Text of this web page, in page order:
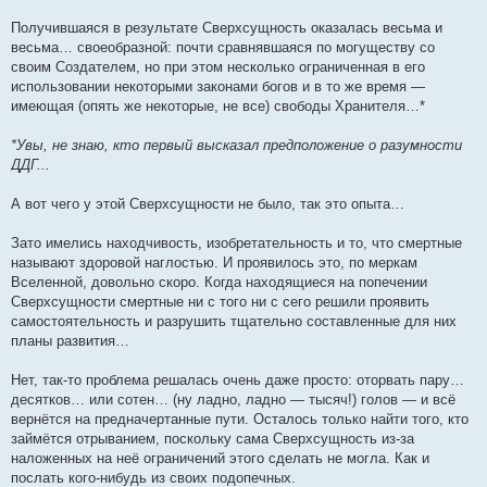
Получившаяся в результате Сверхсущность оказалась весьма и
весьма… своеобразной: почти сравнявшаяся по могуществу со
своим Создателем, но при этом несколько ограниченная в его
использовании некоторыми законами богов и в то же время —
имеющая (опять же некоторые, не все) свободы Хранителя…*
*Увы, не знаю, кто первый высказал предположение о разумности
ДДГ...
А вот чего у этой Сверхсущности не было, так это опыта…
Зато имелись находчивость, изобретательность и то, что смертные
называют здоровой наглостью. И проявилось это, по меркам
Вселенной, довольно скоро. Когда находящиеся на попечении
Сверхсущности смертные ни с того ни с сего решили проявить
самостоятельность и разрушить тщательно составленные для них
планы развития…
Нет, так-то проблема решалась очень даже просто: оторвать пару…
десятков… или сотен… (ну ладно, ладно — тысяч!) голов — и всё
вернётся на предначертанные пути. Осталось только найти того, кто
займётся отрыванием, поскольку сама Сверхсущность из-за
наложенных на неё ограничений этого сделать не могла. Как и
послать кого-нибудь из своих подопечных.